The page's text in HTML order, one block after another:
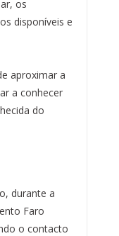
os
disponíveis e
aproximar a
a conhecer
do
durante a
Faro
o contacto